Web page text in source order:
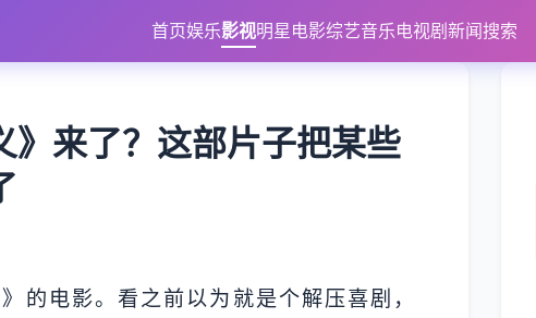
首页娱乐影视明星 电影综艺音乐电视剧 新闻搜索
》来了？这部片子把某些
的电影。看之前以为就是个解压喜剧，